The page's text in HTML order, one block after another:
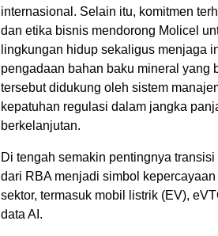
internasional. Selain itu, komitmen
dan etika bisnis mendorong Molicel
lingkungan hidup sekaligus menjaga
pengadaan bahan baku mineral yang
tersebut didukung oleh sistem
kepatuhan regulasi dalam jangka
berkelanjutan.
Di tengah semakin pentingnya
dari RBA menjadi simbol
sektor, termasuk mobil listrik (EV),
data AI.